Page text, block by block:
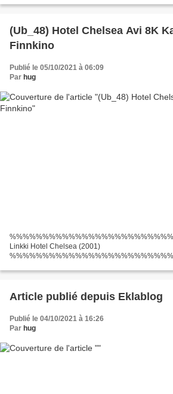
(Ub_48) Hotel Chelsea Avi 8K
Finnkino
Publié le 05/10/2021 à 06:09
Par hug
Linkki Hotel Chelsea (2001)
Movie: Nicole Burdette, Nicole Burdette Ohjaaja
Article publié depuis Eklablog
Publié le 04/10/2021 à 16:26
Par hug